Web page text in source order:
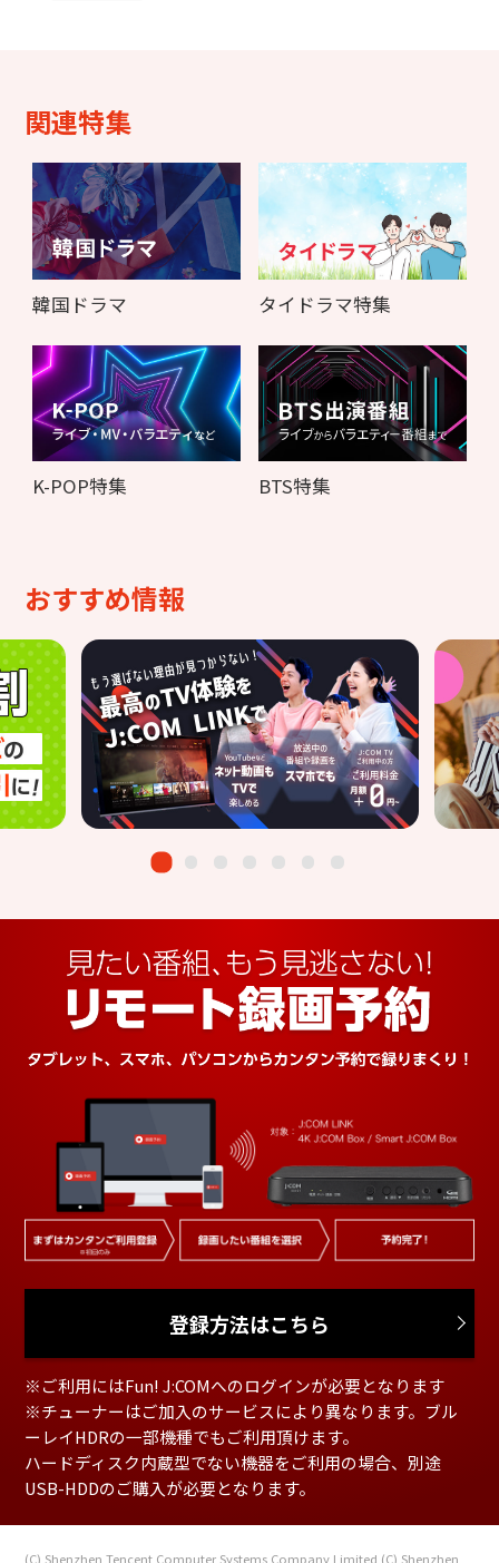
関連特集
韓国ドラマ タイドラマ特集
K-POP特集 BTS特集
おすすめ情報
登録方法はこちら
※ご利用にはFun! J:COMへのログインが必要となります
※チューナーはご加入のサービスにより異なります。ブル
ーレイHDRの一部機種でもご利用頂けます。
ハードディスク内蔵型でない機器をご利用の場合、別途
USB-HDDのご購入が必要となります。
(C) Shenzhen Tencent Computer Systems Company Limited (C) Shenzhen